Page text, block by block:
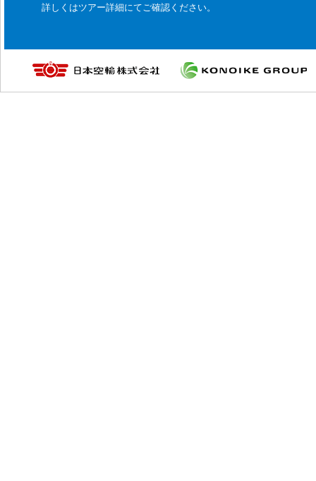
詳しくはツアー詳細にてご確認ください。